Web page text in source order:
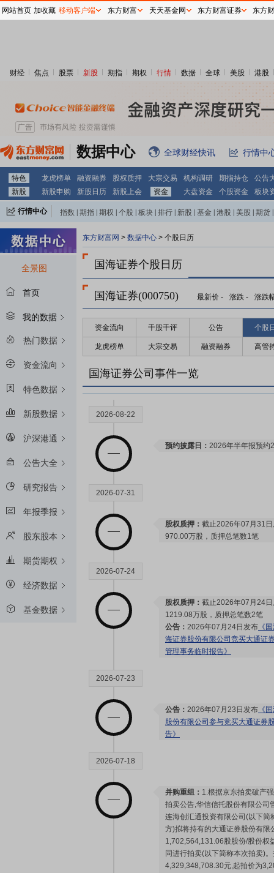
财经 焦点 股票 新股 期指 期权 行情 数据 全球 美股 港股
数据中心 全球财经快讯 行情中
特色 龙虎榜单 融资融券 股权质押 大宗交易 机构调研 期指持仓
公告
新股
新股申购 新股日历 新股上会 资金 大盘资金 个股资金 板块
行情中心 指数 期指 期权 个股 板块 排行 新股 基金 港股 美股 期货
全景图
首页
我的数据
热门数据
资金流向
特色数据
新股数据
沪深港通
公告大全
研究报告
年报季报
股东股本
期货期权
经济数据
基金数据
东方财富网 > 数据中心 > 个股日历
国海证券个股日历
国海证券(000750) 最新价 - 涨跌 - 涨跌
资金流向 千股千评 公告 个股
龙虎榜单 大宗交易 融资融券 高管
国海证券公司事件一览
2028-11-17
限售解禁日：
2026-08-22
预约披露日： 2026年半年报预约
2026-07-31
股权质押： 截止2026年07月31
970.00万股，质押总笔数1笔
2026-07-24
股权质押： 截止2026年07月24
1219.08万股，质押总笔数2笔
公告： 2026年07月24日发布 《
海证券股份有限公司竞买大通证
管理事务临时报告》
2026-07-23
公告： 2026年07月23日发布 《
股份有限公司参与竞买大通证券
告》
2026-07-18
并购重组： 1.根据京东拍卖破产
拍卖公告,华信信托股份有限公司
连海创汇通投资有限公司(以下简
方)拟将持有的大通证券股份有限
1,702,564,131.06股股份/股份权
同进行拍卖(以下简称本次拍卖)
4,329,348,708.30元,起拍价为
网站首页 加收藏 移动客户端 东方财富 天天基金网 东方财富证券 东方